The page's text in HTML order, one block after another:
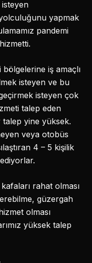
yolculuğunu yapmak
pandemi
bölgelerine iş amaçlı
isteyen ve bu
isteyen çok
talep eden
yine yüksek.
veya otobüs
4 – 5 kişilik
rahat olması
güzergah
olması
yüksek talep